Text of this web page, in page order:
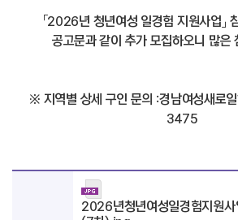
「2026년 청년여성 일경험 지원사업」
공고문과 같이 추가 모집하오니 많은
※ 지역별 상세 구인 문의 : 경남여성새로
3475
2026년청년여성일경험지원사